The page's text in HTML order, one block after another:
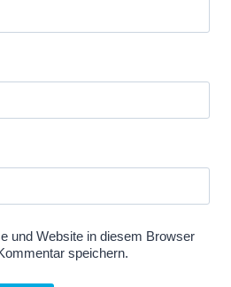
F
x
und Website in diesem Browser
speichern.